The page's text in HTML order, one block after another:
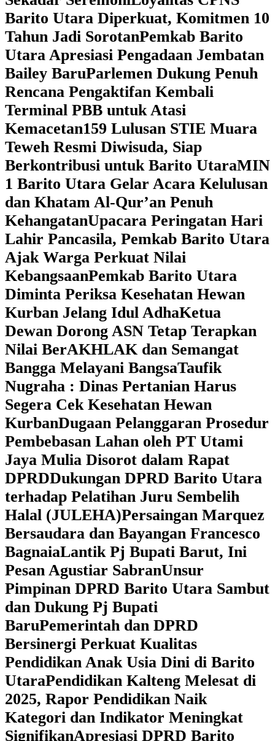
Barito Utara Diperkuat, Komitmen 10
Tahun Jadi SorotanPemkab Barito
Utara Apresiasi Pengadaan Jembatan
Bailey BaruParlemen Dukung Penuh
Rencana Pengaktifan Kembali
Terminal PBB untuk Atasi
Kemacetan159 Lulusan STIE Muara
Teweh Resmi Diwisuda, Siap
Berkontribusi untuk Barito UtaraMIN
1 Barito Utara Gelar Acara Kelulusan
dan Khatam Al-Qur’an Penuh
KehangatanUpacara Peringatan Hari
Lahir Pancasila, Pemkab Barito Utara
Ajak Warga Perkuat Nilai
KebangsaanPemkab Barito Utara
Diminta Periksa Kesehatan Hewan
Kurban Jelang Idul AdhaKetua
Dewan Dorong ASN Tetap Terapkan
Nilai BerAKHLAK dan Semangat
Bangga Melayani BangsaTaufik
Nugraha : Dinas Pertanian Harus
Segera Cek Kesehatan Hewan
KurbanDugaan Pelanggaran Prosedur
Pembebasan Lahan oleh PT Utami
Jaya Mulia Disorot dalam Rapat
DPRDDukungan DPRD Barito Utara
terhadap Pelatihan Juru Sembelih
Halal (JULEHA)Persaingan Marquez
Bersaudara dan Bayangan Francesco
BagnaiaLantik Pj Bupati Barut, Ini
Pesan Agustiar SabranUnsur
Pimpinan DPRD Barito Utara Sambut
dan Dukung Pj Bupati
BaruPemerintah dan DPRD
Bersinergi Perkuat Kualitas
Pendidikan Anak Usia Dini di Barito
Utara‎Pendidikan Kalteng Melesat di
2025, Rapor Pendidikan Naik
Kategori dan Indikator Meningkat
SignifikanApresiasi DPRD Barito